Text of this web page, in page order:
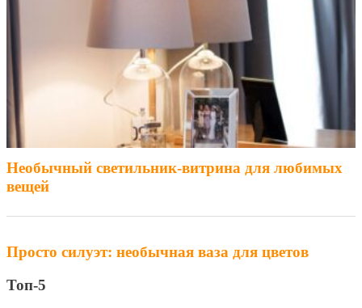
Необычный светильник-витрина для любимых
вещей
Просто силуэт: необычная ваза для цветов
Топ-5